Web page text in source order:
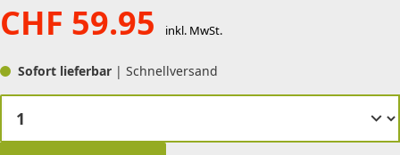
CHF 59.95 inkl. MwSt.
Sofort lieferbar | Schnellversand